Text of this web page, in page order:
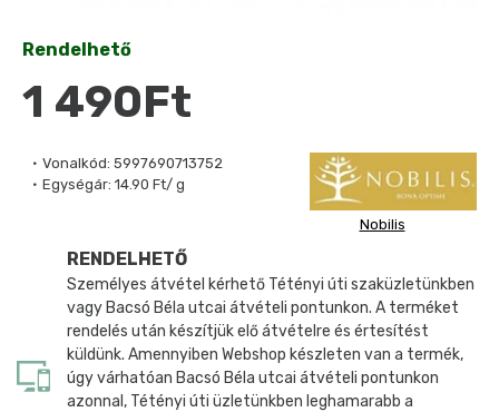
Vonalkód: 5997690713752
Egységár: 14.90 Ft/ g
Nobilis
Rendelhető
1 490Ft
RENDELHETŐ
Személyes átvétel kérhető Tétényi úti szaküzletünkben
vagy Bacsó Béla utcai átvételi pontunkon. A terméket
rendelés után készítjük elő átvételre és értesítést
küldünk. Amennyiben Webshop készleten van a termék,
úgy várhatóan Bacsó Béla utcai átvételi pontunkon
azonnal, Tétényi úti üzletünkben leghamarabb a